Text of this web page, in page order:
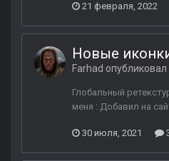
21 февраля, 2022
Новые
Farhad опубликовал
Глобальный
меня : Добавил на
30 июля, 2021